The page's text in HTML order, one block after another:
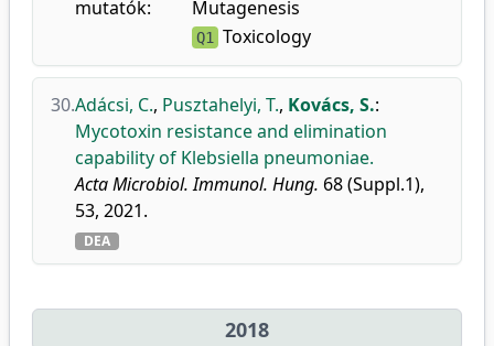
mutatók: Mutagenesis
Q1 Toxicology
30.Adácsi, C., Pusztahelyi, T., Kovács, S.:
Mycotoxin resistance and elimination
capability of Klebsiella pneumoniae.
Acta Microbiol. Immunol. Hung. 68 (Suppl.1),
53, 2021.
DEA
2018